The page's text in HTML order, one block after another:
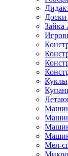
Доски
Зайка
Куклы
Мел-